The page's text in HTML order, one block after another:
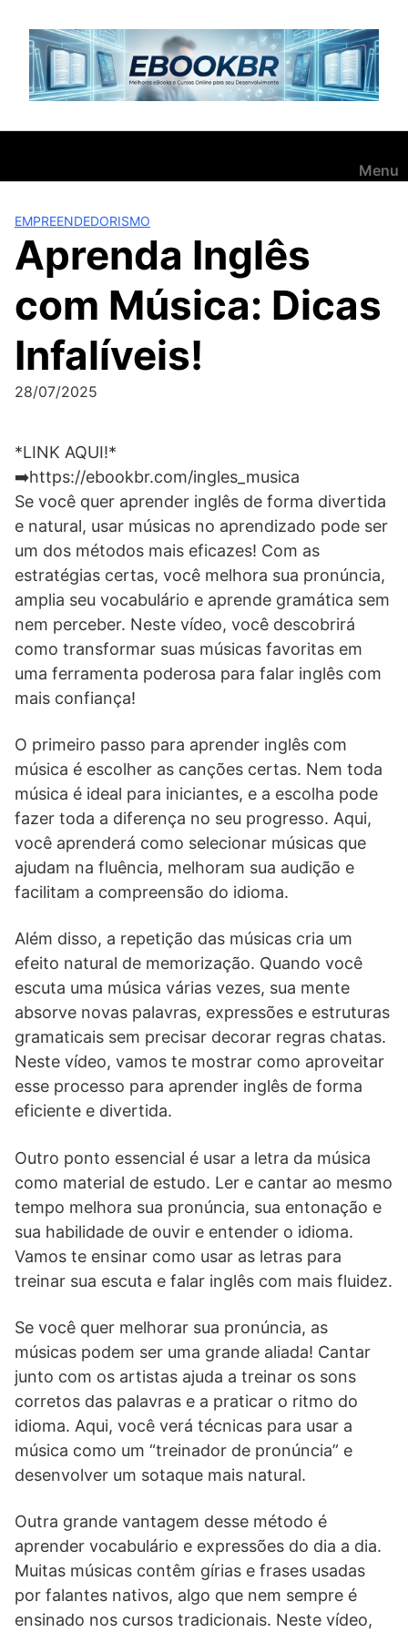
para
conteúdo
Menu
EMPREENDEDORISMO
Aprenda Inglês
com Música: Dicas
Infalíveis!
28/07/2025
*LINK AQUI!*
➡️https://ebookbr.com/ingles_musica
Se você quer aprender inglês de forma divertida
e natural, usar músicas no aprendizado pode ser
um dos métodos mais eficazes! Com as
estratégias certas, você melhora sua pronúncia,
amplia seu vocabulário e aprende gramática sem
nem perceber. Neste vídeo, você descobrirá
como transformar suas músicas favoritas em
uma ferramenta poderosa para falar inglês com
mais confiança!
O primeiro passo para aprender inglês com
música é escolher as canções certas. Nem toda
música é ideal para iniciantes, e a escolha pode
fazer toda a diferença no seu progresso. Aqui,
você aprenderá como selecionar músicas que
ajudam na fluência, melhoram sua audição e
facilitam a compreensão do idioma.
Além disso, a repetição das músicas cria um
efeito natural de memorização. Quando você
escuta uma música várias vezes, sua mente
absorve novas palavras, expressões e estruturas
gramaticais sem precisar decorar regras chatas.
Neste vídeo, vamos te mostrar como aproveitar
esse processo para aprender inglês de forma
eficiente e divertida.
Outro ponto essencial é usar a letra da música
como material de estudo. Ler e cantar ao mesmo
tempo melhora sua pronúncia, sua entonação e
sua habilidade de ouvir e entender o idioma.
Vamos te ensinar como usar as letras para
treinar sua escuta e falar inglês com mais fluidez.
Se você quer melhorar sua pronúncia, as
músicas podem ser uma grande aliada! Cantar
junto com os artistas ajuda a treinar os sons
corretos das palavras e a praticar o ritmo do
idioma. Aqui, você verá técnicas para usar a
música como um “treinador de pronúncia” e
desenvolver um sotaque mais natural.
Outra grande vantagem desse método é
aprender vocabulário e expressões do dia a dia.
Muitas músicas contêm gírias e frases usadas
por falantes nativos, algo que nem sempre é
ensinado nos cursos tradicionais. Neste vídeo,